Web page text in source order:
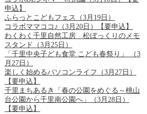
申込】
ふらっとこどもフェス（3月19日）
コラボママココ♪（3月20日）【要申込】
わくわく千里自然工房 松ぼっくりのメモ
スタンド（3月25日）
「千里中央子ども食堂 こども春祭り」 （3
月27日）
楽しく始めるパソコンライフ（3月27日）
【要申込】
千里まちあるき「春の公園をめぐる～桃山
台公園から千里南公園へ」（3月28日）
【要申込】